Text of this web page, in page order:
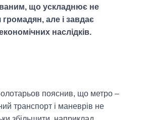
що ускладнює не
громадян, але і завдає
наслідків.
пояснив, що метро –
транспорт і маневрів не